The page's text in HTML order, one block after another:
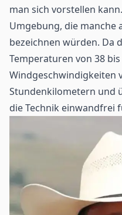
man sich vorstellen
Umgebung, die manche
bezeichnen würden. Da
Temperaturen von 38
Windgeschwindigkeiten
Stundenkilometern und
die Technik einwandfrei